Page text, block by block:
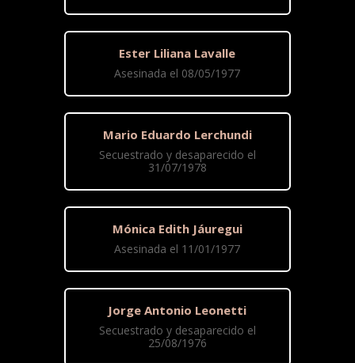
Ester Liliana Lavalle
Asesinada el 08/05/1977
Mario Eduardo Lerchundi
Secuestrado y desaparecido el
31/07/1978
Mónica Edith Jáuregui
Asesinada el 11/01/1977
Jorge Antonio Leonetti
Secuestrado y desaparecido el
25/08/1976